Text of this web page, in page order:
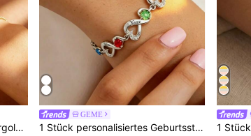
[ZzAi Custom] 1 Stück 14K vergoldetes oder aus Sterlingsilber gefertigtes personalisiertes Edelstein-Armband, Ring-Armband, Geburtsstein-Ring-Armband, Schmuckaccessoire, geeignet für persönlichen Jahrestag, zum Tragen mit Outfit, als Muttertagsgeschenk
GEME
1 Stück personalisiertes Geburtsstein-Armband, Damen-Armband Geschenk, Muttertagsgeschenk, personalisierter Schmuck für Frauen, Geschenk für Freundin, Ehefrau, personalisiertes herzförmiges Geburtsstein-Armband, Muttertags-Armband, Familiengeschenk, Alltags-Armband, Geburtstagsgeschenk für Mama, Weihnachtsgeschenk für sie, Valentinstagsgeschenk.